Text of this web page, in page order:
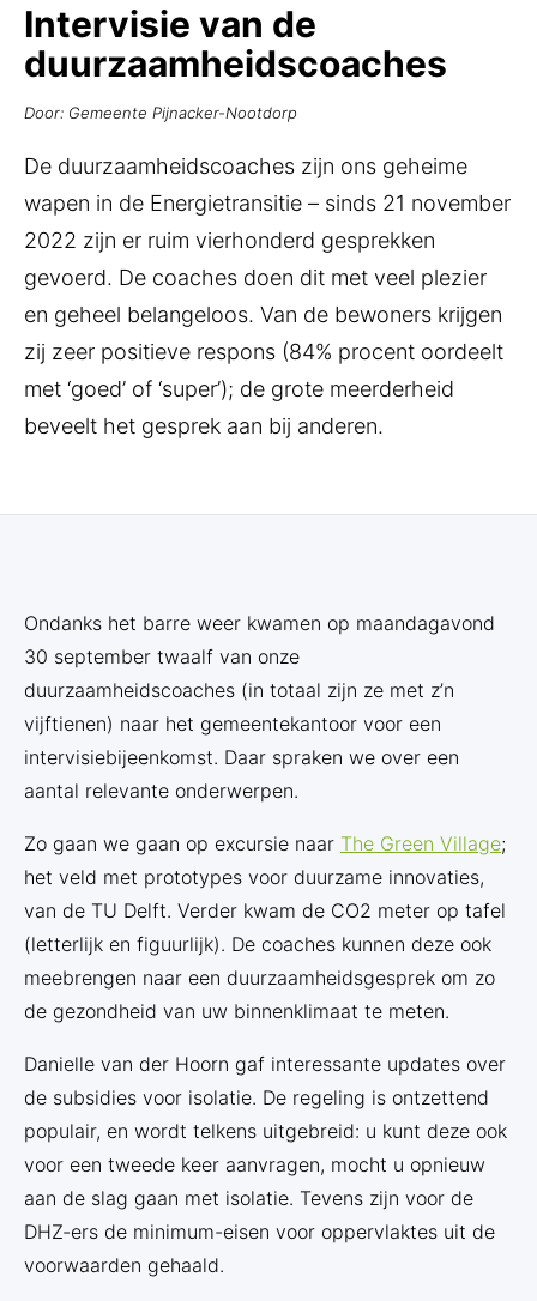
Intervisie van de
duurzaamheidscoaches
Door: Gemeente Pijnacker-Nootdorp
De duurzaamheidscoaches zijn ons geheime
wapen in de Energietransitie – sinds 21 november
2022 zijn er ruim vierhonderd gesprekken
gevoerd. De coaches doen dit met veel plezier
en geheel belangeloos. Van de bewoners krijgen
zij zeer positieve respons (84% procent oordeelt
met ‘goed’ of ‘super’); de grote meerderheid
beveelt het gesprek aan bij anderen.
Ondanks het barre weer kwamen op maandagavond
30 september twaalf van onze
duurzaamheidscoaches (in totaal zijn ze met z’n
vijftienen) naar het gemeentekantoor voor een
intervisiebijeenkomst. Daar spraken we over een
aantal relevante onderwerpen.
Zo gaan we gaan op excursie naar The Green Village;
het veld met prototypes voor duurzame innovaties,
van de TU Delft. Verder kwam de CO2 meter op tafel
(letterlijk en figuurlijk). De coaches kunnen deze ook
meebrengen naar een duurzaamheidsgesprek om zo
de gezondheid van uw binnenklimaat te meten.
Danielle van der Hoorn gaf interessante updates over
de subsidies voor isolatie. De regeling is ontzettend
populair, en wordt telkens uitgebreid: u kunt deze ook
voor een tweede keer aanvragen, mocht u opnieuw
aan de slag gaan met isolatie. Tevens zijn voor de
DHZ-ers de minimum-eisen voor oppervlaktes uit de
voorwaarden gehaald.